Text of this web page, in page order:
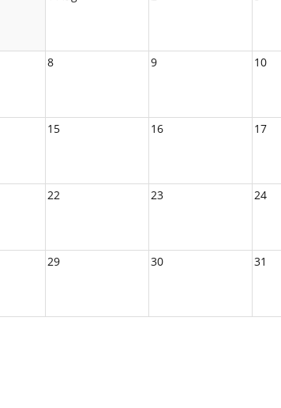
8 9 10
15 16 17
22 23 24
29 30 31